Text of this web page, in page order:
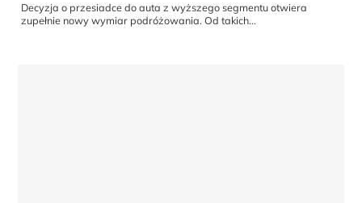
Decyzja o przesiadce do auta z wyższego segmentu otwiera
zupełnie nowy wymiar podróżowania. Od takich...